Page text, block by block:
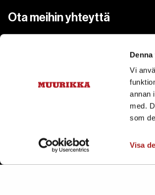
Vi
annan
med.
som
Visa
Ota meihin yhteyttä
Tilaa uutiskirjeemme – saat 15 %